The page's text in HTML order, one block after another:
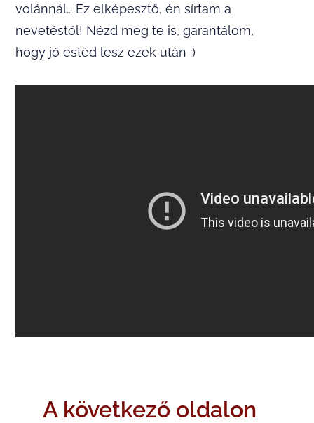
volánnál… Ez elképesztő, én sírtam a
nevetéstől! Nézd meg te is, garantálom,
hogy jó estéd lesz ezek után :)
A következő oldalon